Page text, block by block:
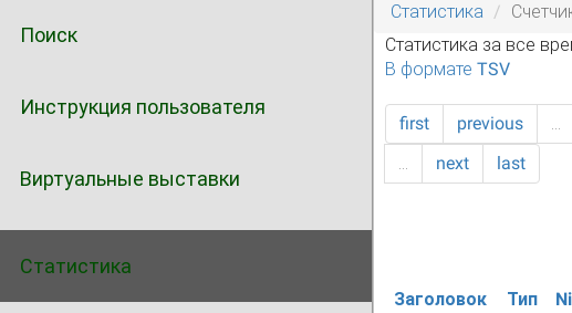
Поиск
Инструкция пользователя
Виртуальные выставки
Статистика
Статистика
Статистика за все
В формате TSV
first previous …
…
next last
Заголовок Тип